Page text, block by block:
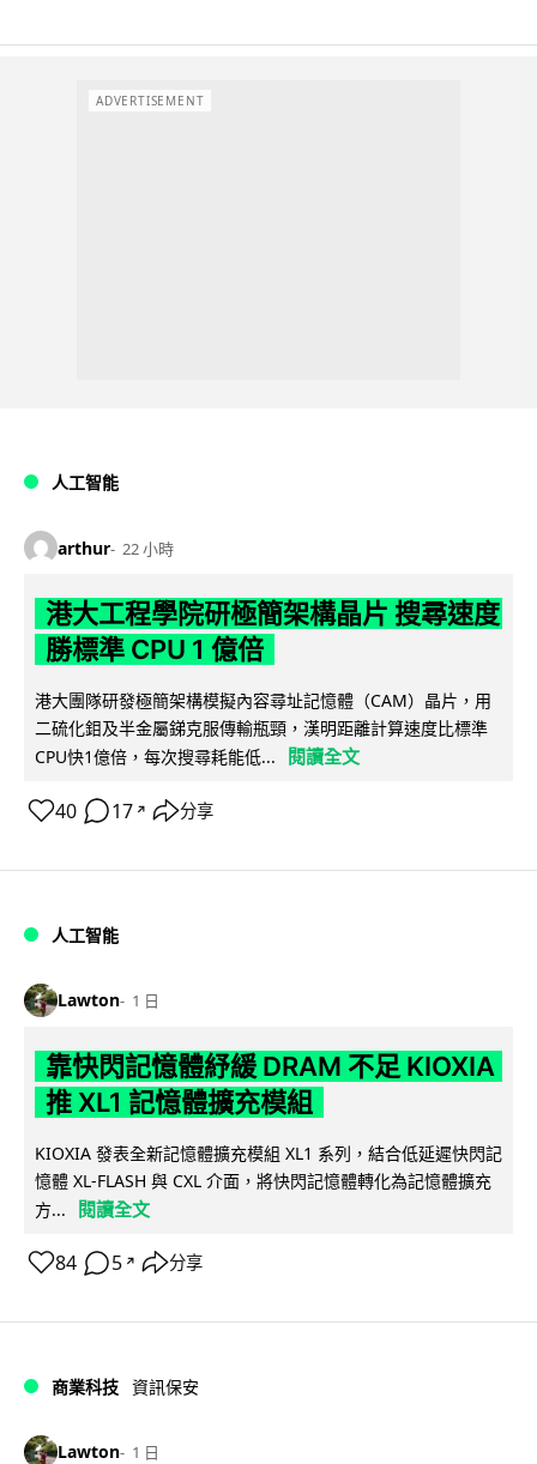
ADVERTISEMENT
人工智能
arthur 22 小時
港大工程學院研極簡架構晶片 搜尋速度
勝標準 CPU 1 億倍
港大團隊研發極簡架構模擬內容尋址記憶體（CAM）晶片，用
二硫化鉬及半金屬銻克服傳輸瓶頸，漢明距離計算速度比標準
CPU快1億倍，每次搜尋耗能低...
閱讀全文
40 17 ↗ 分享
人工智能
Lawton 1 日
靠快閃記憶體紓緩 DRAM 不足 KIOXIA
推 XL1 記憶體擴充模組
KIOXIA 發表全新記憶體擴充模組 XL1 系列，結合低延遲快閃記
憶體 XL-FLASH 與 CXL 介面，將快閃記憶體轉化為記憶體擴充
方...
閱讀全文
84 5 ↗ 分享
商業科技 資訊保安
Lawton 1 日